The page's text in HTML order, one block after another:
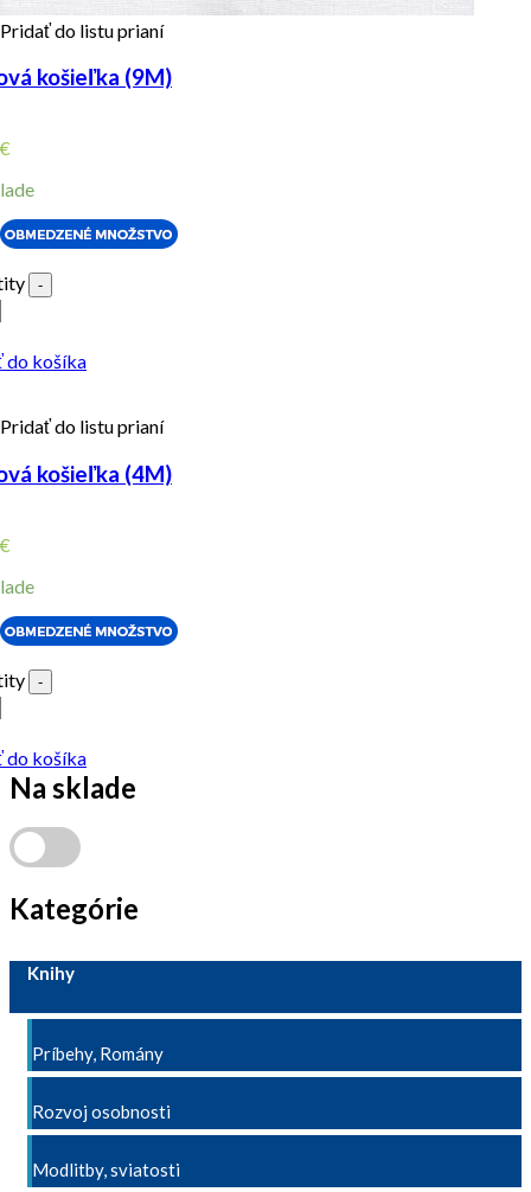
Pridať do listu prianí
košieľka (9M)
€
-
do košíka
Pridať do listu prianí
košieľka (4M)
€
-
do košíka
Na sklade
Kategórie
Knihy
Príbehy, Romány
Rozvoj osobnosti
Modlitby, sviatosti